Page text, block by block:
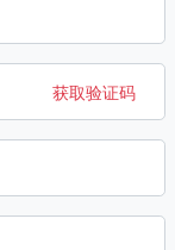
获取验证码